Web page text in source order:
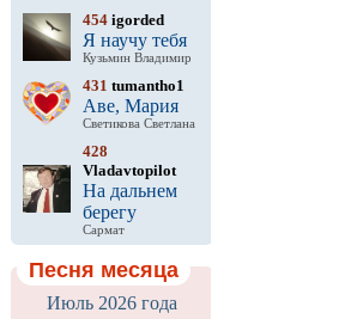
454 igorded
Я научу тебя
Кузьмин Владимир
431 tumantho1
Аве, Мария
Светикова Светлана
428
Vladavtopilot
На дальнем
берегу
Сармат
Песня месяца
Июль 2026 года